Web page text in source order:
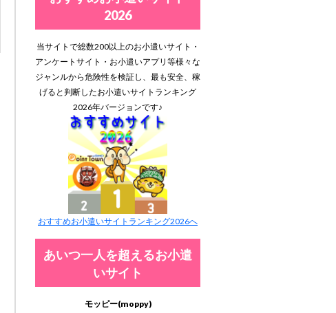
2026
当サイトで総数200以上のお小遣いサイト・
アンケートサイト・お小遣いアプリ等様々な
ジャンルから危険性を検証し、最も安全、稼
げると判断したお小遣いサイトランキング
2026年バージョンです♪
おすすめお小遣いサイトランキング2026へ
あいつ一人を超えるお小遣
いサイト
モッピー(moppy)